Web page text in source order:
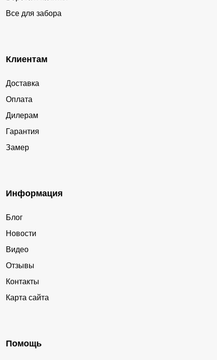
Все для забора
Клиентам
Доставка
Оплата
Дилерам
Гарантия
Замер
Информация
Блог
Новости
Видео
Отзывы
Контакты
Карта сайта
Помощь